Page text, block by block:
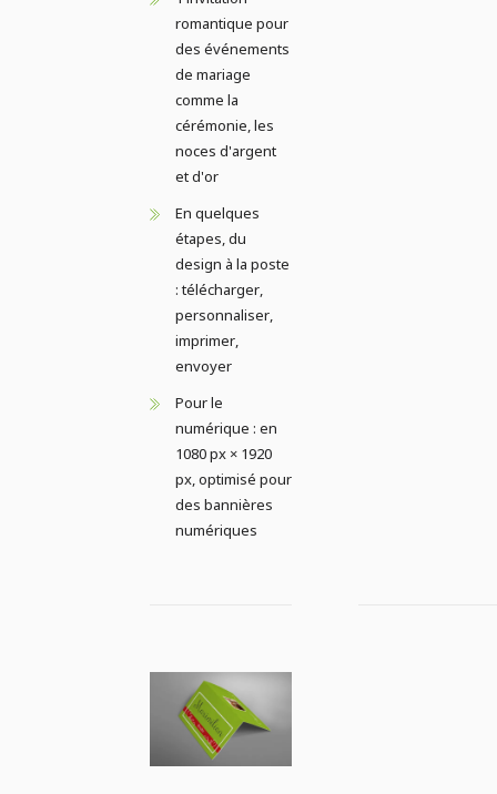
romantique pour
des événements
de mariage
comme la
cérémonie, les
noces d'argent
et d'or
En quelques
étapes, du
design à la poste
: télécharger,
personnaliser,
imprimer,
envoyer
Pour le
numérique : en
1080 px × 1920
px, optimisé pour
des bannières
numériques